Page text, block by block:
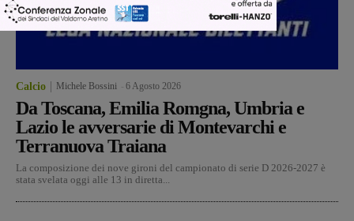
Calcio Michele Bossini 6 Agosto 2026
Da Toscana, Emilia Romgna, Umbria e
Lazio le avversarie di Montevarchi e
Terranuova Traiana
La composizione dei nove gironi del campionato di serie D 2026-2027 è
stata svelata oggi alle 13 in diretta...